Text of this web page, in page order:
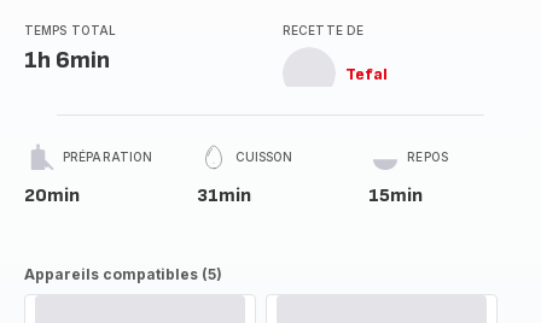
TEMPS TOTAL
1h 6min
RECETTE DE
Tefal
PRÉPARATION
20min
CUISSON
31min
REPOS
15min
Appareils compatibles (5)